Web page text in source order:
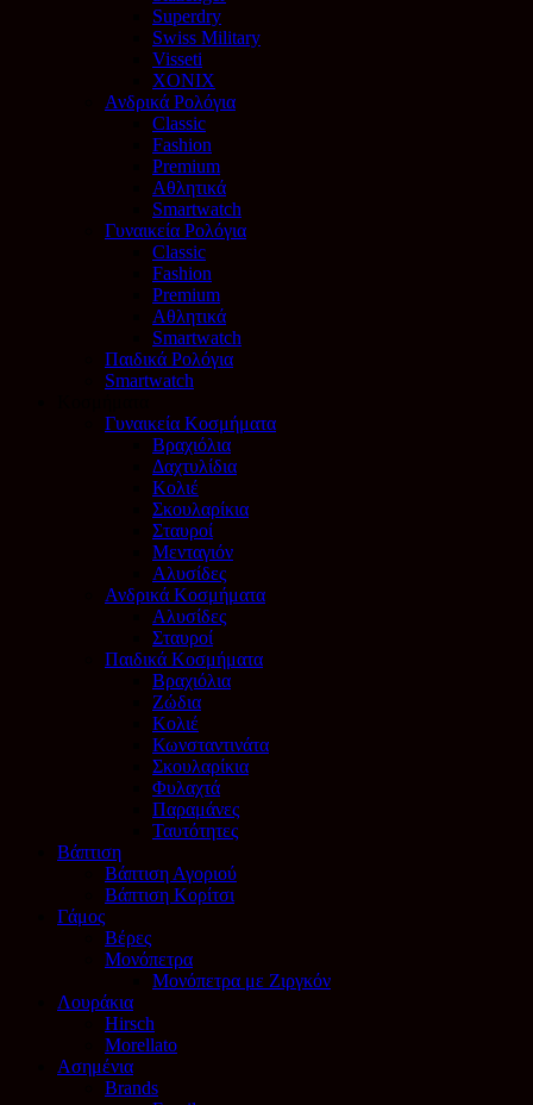
Superdry
Swiss Military
Visseti
XONIX
Ανδρικά Ρολόγια
Classic
Fashion
Premium
Αθλητικά
Smartwatch
Γυναικεία Ρολόγια
Classic
Fashion
Premium
Αθλητικά
Smartwatch
Παιδικά Ρολόγια
Smartwatch
Γυναικεία Κοσμήματα
Βραχιόλια
Δαχτυλίδια
Κολιέ
Σκουλαρίκια
Σταυροί
Μενταγιόν
Αλυσίδες
Ανδρικά Κοσμήματα
Αλυσίδες
Σταυροί
Παιδικά Κοσμήματα
Βραχιόλια
Ζώδια
Κολιέ
Κωνσταντινάτα
Σκουλαρίκια
Φυλαχτά
Παραμάνες
Ταυτότητες
Βάπτιση
Βάπτιση Αγοριού
Βάπτιση Κορίτσι
Γάμος
Βέρες
Μονόπετρα
Μονόπετρα με Ζιργκόν
Λουράκια
Hirsch
Morellato
Ασημένια
Brands